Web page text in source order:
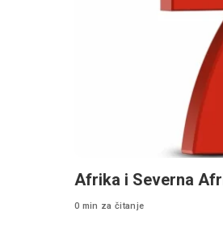
Afrika i Severna
0 min za čitanje